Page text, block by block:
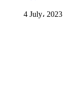
4 July، 2023